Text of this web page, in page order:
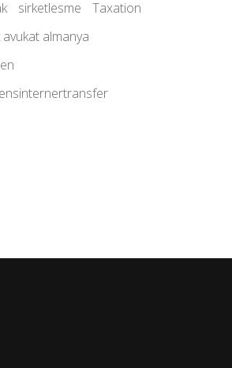
sirketlesme
Taxation
almanya